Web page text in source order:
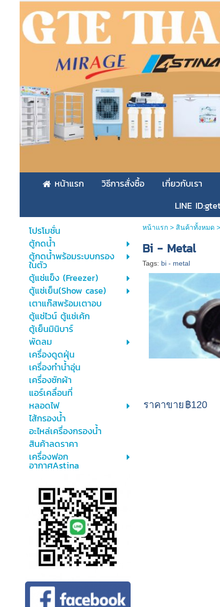
หน้าแรก วิธีการสั่งซื้อ
เกี่ยวกับเรา
LINE
โปรโมชั่น
ตู้กดน้ำ
ตู้กดน้ำพร้อมระบบกรอง
ในตัว
ตู้แช่แข็ง (Freezer)
ตู้แช่เย็น(Show case)
เตาแก๊สพร้อมเตาอบ
ตู้แช่ไวน์ ตู้แช่เค้ก
ตู้เย็นมินิบาร์
พัดลม
เครื่องดูดฝุ่น
เครื่องทำน้ำอุ่น
เครื่องซักผ้า
แอร์เคลื่อนที่
หลอดไฟ
ไส้กรองน้ำ
อะไหล่เครื่องกรองน้ำ
สินค้าลดราคา
เครื่องฟอก
อากาศAstina
หน้าแรก> สินค้าทั้งหมด
Bi - Metal
Tags: bi - metal
ราคาขาย ฿120